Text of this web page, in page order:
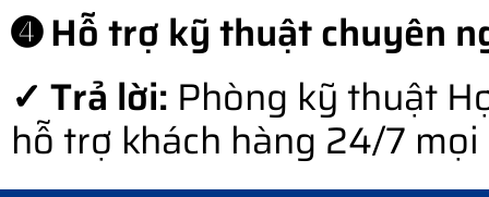
➍ Hỗ trợ kỹ thuật chuyên
✓ Trả lời: Phòng kỹ thuật
hỗ trợ khách hàng 24/7 mọi